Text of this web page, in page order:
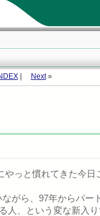
| Next»
っと慣れてきた今日
がら、97年からパー
人、という変な新入